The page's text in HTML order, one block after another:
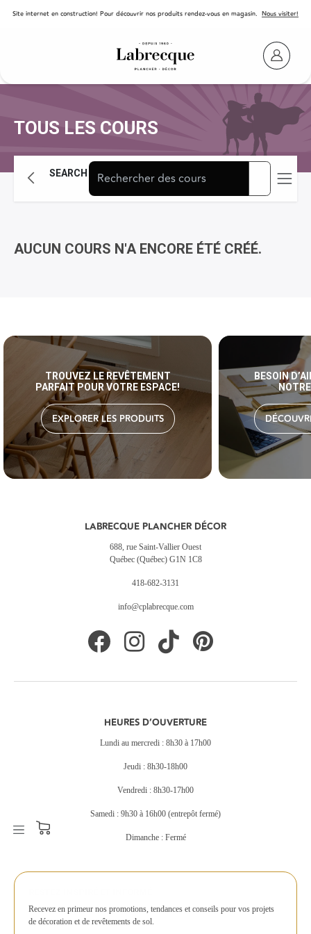
Site internet en construction! Pour découvrir nos produits rendez-vous en magasin. Nous visiter!
TOUS LES COURS
SEARCH
AUCUN COURS N'A ENCORE ÉTÉ CRÉÉ.
TROUVEZ LE REVÊTEMENT
PARFAIT POUR VOTRE ESPACE!
EXPLORER LES PRODUITS
BESOIN
LABRECQUE PLANCHER DÉCOR
688, rue Saint-Vallier Ouest
Québec (Québec) G1N 1C8
418-682-3131
info@cplabrecque.com
HEURES D’OUVERTURE
Lundi au mercredi : 8h30 à 17h00
Jeudi : 8h30-18h00
Vendredi : 8h30-17h00
Samedi : 9h30 à 16h00 (entrepôt fermé)
Dimanche : Fermé
Recevez en primeur nos promotions, tendances et conseils pour vos projets
de décoration et de revêtements de sol.